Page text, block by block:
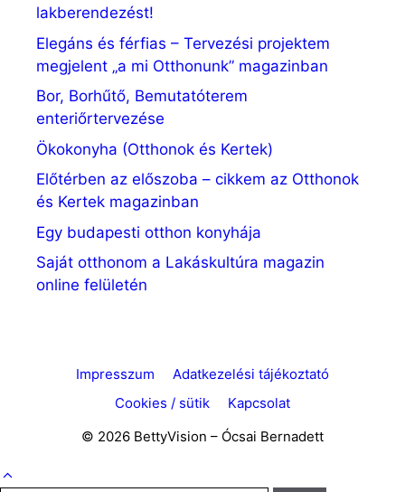
lakberendezést!
Elegáns és férfias – Tervezési projektem
megjelent „a mi Otthonunk” magazinban
Bor, Borhűtő, Bemutatóterem
enteriőrtervezése
Ökokonyha (Otthonok és Kertek)
Előtérben az előszoba – cikkem az Otthonok
és Kertek magazinban
Egy budapesti otthon konyhája
Saját otthonom a Lakáskultúra magazin
online felületén
Impresszum
Adatkezelési tájékoztató
Cookies / sütik
Kapcsolat
© 2026 BettyVision – Ócsai Bernadett